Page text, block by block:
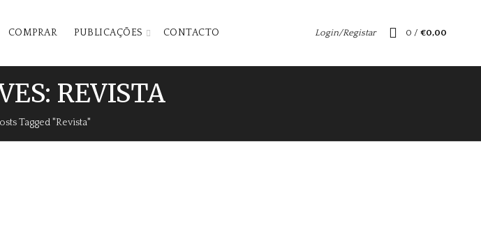
COMPRAR PUBLICAÇÕES CONTACTO Login/Registar 0 / €0,00
REVISTA
Tagged "Revista"